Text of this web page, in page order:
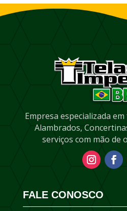
Empresa especializada
Alambrados,
serviços com mão de
FALE CONOSCO